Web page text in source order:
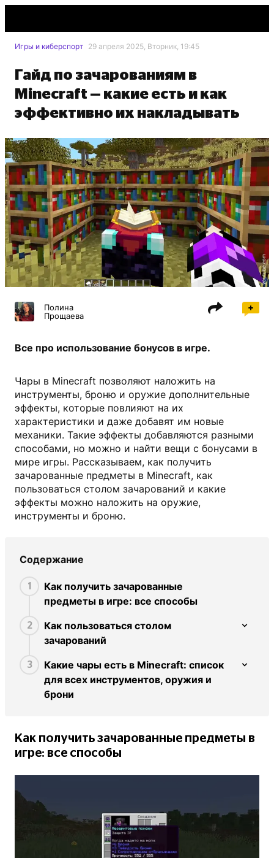
Игры и киберспорт 29 апреля 2025, Вторник, 19:45
Гайд по зачарованиям в
Minecraft — какие есть и как
эффективно их накладывать
youtube.com
Полина
Прощаева
Все про использование бонусов в игре.
Чары в Minecraft позволяют наложить на
инструменты, броню и оружие дополнительные
эффекты, которые повлияют на их
характеристики и даже добавят им новые
механики. Такие эффекты добавляются разными
способами, но можно и найти вещи с бонусами в
мире игры. Рассказываем, как получить
зачарованные предметы в Minecraft, как
пользоваться столом зачарований и какие
эффекты можно наложить на оружие,
инструменты и броню.
Содержание
1
Как получить зачарованные
предметы в игре: все способы
2
Как пользоваться столом
зачарований
3
Какие чары есть в Minecraft: список
для всех инструментов, оружия и
брони
Как получить зачарованные предметы в
игре: все способы